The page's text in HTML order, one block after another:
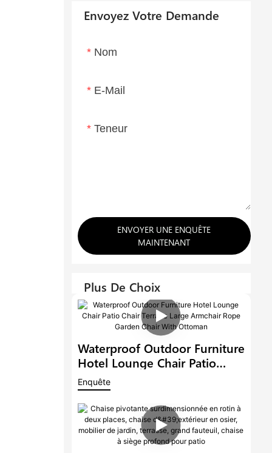
Envoyez Votre Demande
Nom
E-Mail
Teneur
ENVOYER UNE ENQUÊTE
MAINTENANT
Plus De Choix
Waterproof Outdoor Furniture
Hotel Lounge Chair Patio
Chair Terrace Large Armchair
Rope Garden Chair With
Ottoman
Enquête